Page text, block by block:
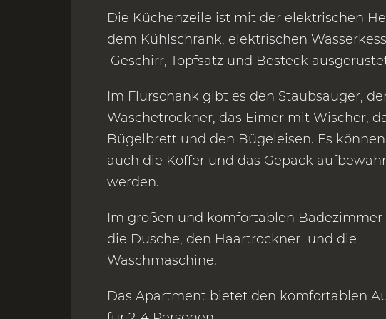
Die Küchenzeile ist mit der elektrischen
dem Kühlschrank, elektrischen
Geschirr, Topfsatz und Besteck
Im Flurschank gibt es den Staubsauger,
Wäschetrockner, das Eimer mit Wischer,
Bügelbrett und den Bügeleisen. Es
auch die Koffer und das Gepäck
werden.
Im großen und komfortablen Badezimmer
die Dusche, den Haartrockner und die
Waschmaschine.
Das Apartment bietet den komfortablen